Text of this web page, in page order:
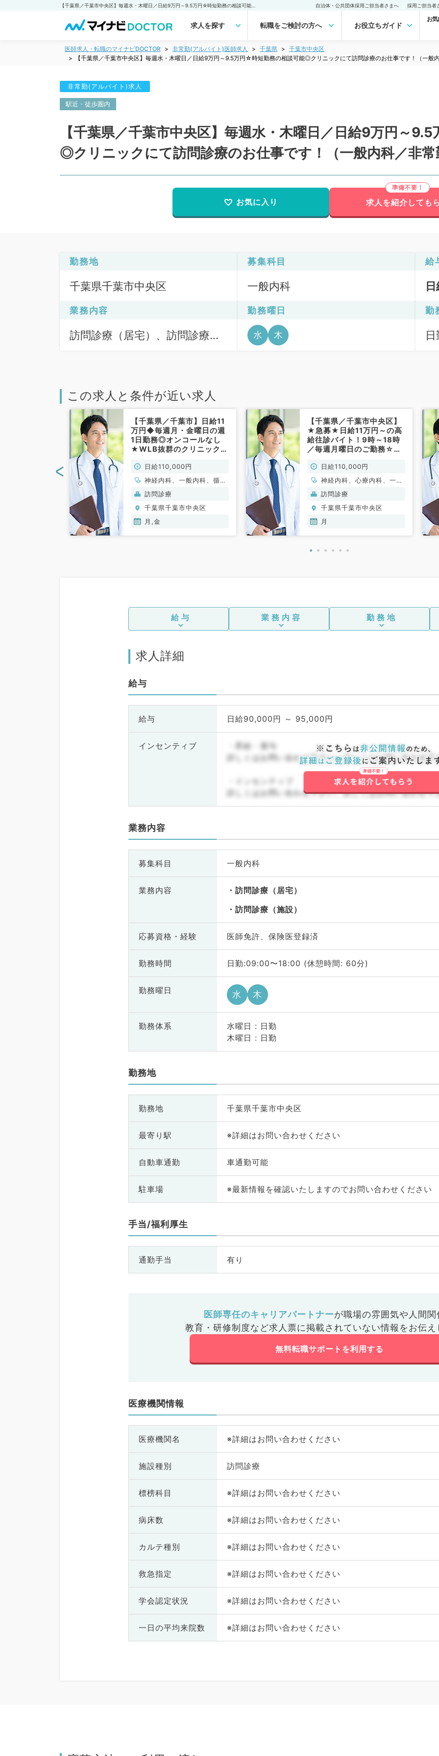
自治体・公共団体採用ご担当者さまへ 採用ご担当者
求人を探す 転職をご検討の方へ お役立ちガイド
お
医師求人・転職のマイナビDOCTOR 非常勤(アルバイト)医師求人 千葉県
千葉市中央区
【千葉県／千葉市中央区】毎週水・木曜日／日給9万円～9.5万円☆時短勤務の相談可能◎クリニックにて訪問診療のお仕事です！（一般
非常勤(アルバイト)求人
駅近・徒歩圏内
【千葉県／千葉市中央区】毎週水・木曜日／日給9万円～
◎クリニックにて訪問診療のお仕事です！（一般内科／非常
お気に入り 求人を紹介しても
勤務地
千葉県千葉市中央区
募集科目
一般内科
給
業務内容
訪問診療（居宅）、訪問診療
勤務曜日
水 木
勤
この求人と条件が近い求人
【千葉県／千葉市】日給11
万円◆毎週月・金曜日の週
1日勤務◎オンコールなし
★WLB抜群のクリニックで
ループ内で連携が取れて働
きやすい環境です（内科系
／非常勤）
日給110,000円
神経内科、一般内科、循環
器内科、呼吸器内科、消化
器内科、内分泌・代謝内
科、腎臓内科、老年内科
訪問診療
千葉県千葉市中央区
月,金
【千葉県／千葉市中央区】
★急募★日給11万円～の高
給往診バイト！9時～18時
／毎週月曜日のご勤務☆東
可能です（内科系／非常
勤）
日給110,000円
神経内科、心療内科、一般
内科、循環器内科、呼吸器
内科、消化器内科、内分
泌・代謝内科、腎臓内科、
老年内科、膠原病科
訪問診療
千葉県千葉市中央区
月
<
給与 業務内容 勤務地
求人詳細
給与
給与 日給90,000円 ～ 95,000円
インセンティブ
・昇給・賞与
詳しくはお問い合わせ下さい。詳しくはお問い合わせ下
・インセンティブ
詳しくはお問い合わせ下さい。詳しくはお問い合わせ下
業務内容
募集科目 一般内科
業務内容
訪問診療（居宅）
訪問診療（施設）
応募資格・ 経験 医師免許、保険医登録済
勤務時間 日勤:09:00〜18:00 (休憩時間: 60分)
勤務曜日 水 木
勤務体系
水曜日 : 日勤
木曜日 : 日勤
勤務地
勤務地 千葉県千葉市中央区
最寄り駅 ※詳細はお問い合わせください
自動車通勤 車通勤可能
駐車場 ※最新情報を確認いたしますのでお問い合わせください
手当/福利厚生
通勤手当 有り
医師専任のキャリアパートナーが職場の雰囲気や人間関
教育・研修制度など求人票に掲載されていない情報をお伝え
無料転職サポートを利用する
医療機関情報
医療機関名 ※詳細はお問い合わせください
施設種別 訪問診療
標榜科目 ※詳細はお問い合わせください
病床数 ※詳細はお問い合わせください
カルテ種別 ※詳細はお問い合わせください
救急指定 ※詳細はお問い合わせください
学会認定状況 ※詳細はお問い合わせください
一日の平均来院数 ※詳細はお問い合わせください